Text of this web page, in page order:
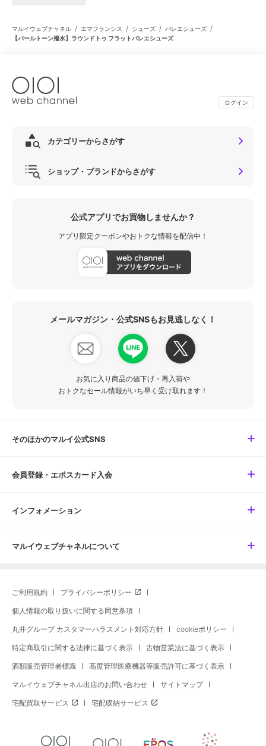
マルイウェブチャネル / エマフランシス / シューズ / バレエシューズ /
【パールトーン撥水】ラウンドトゥ フラットバレエシューズ
ログイン
カテゴリーからさがす
ショップ・ブランドからさがす
公式アプリでお買物しませんか？
アプリ限定クーポンやおトクな情報を配信中！
メールマガジン・公式SNSもお見逃しなく！
お気に入り商品の値下げ・再入荷や
おトクなセール情報がいち早く受け取れます！
そのほかのマルイ公式SNS
会員登録・エポスカード入会
インフォメーション
マルイウェブチャネルについて
ご利用規約 プライバシーポリシー
個人情報の取り扱いに関する同意条項
丸井グループ カスタマーハラスメント対応方針 cookieポリシー
特定商取引に関する法律に基づく表示 古物営業法に基づく表示
酒類販売管理者標識 高度管理医療機器等販売許可に基づく表示
マルイウェブチャネル出店のお問い合わせ サイトマップ
宅配買取サービス 宅配収納サービス